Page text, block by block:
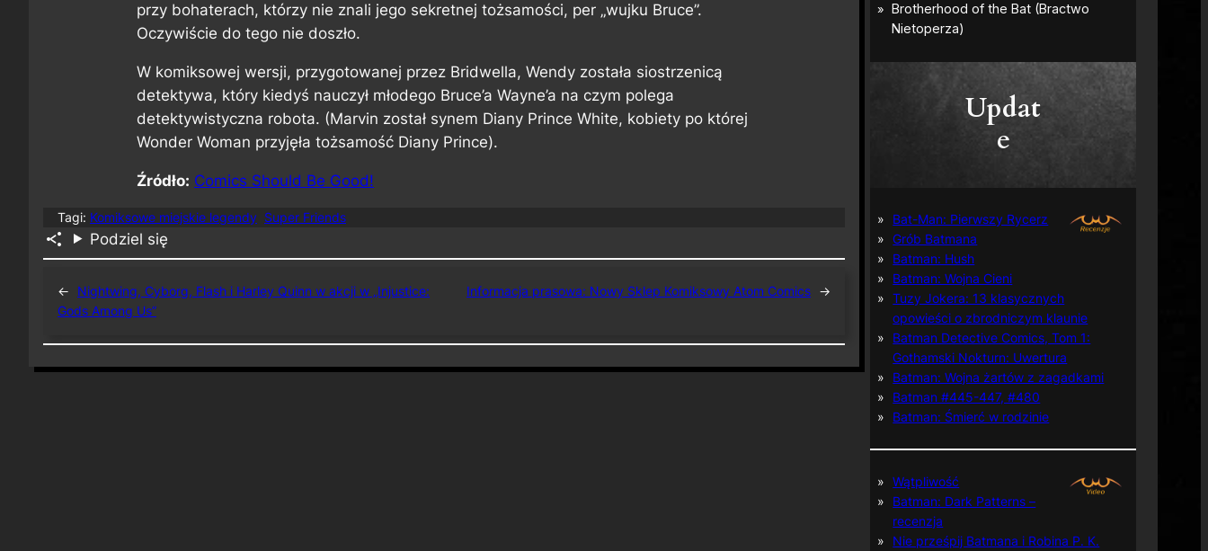
przy bohaterach, którzy nie znali jego sekretnej tożsamości, per „wujku Bruce”.
Oczywiście do tego nie doszło.
W komiksowej wersji, przygotowanej przez Bridwella, Wendy została siostrzenicą
detektywa, który kiedyś nauczył młodego Bruce’a Wayne’a na czym polega
detektywistyczna robota. (Marvin został synem Diany Prince White, kobiety po której
Wonder Woman przyjęła tożsamość Diany Prince).
Źródło: Comics Should Be Good!
Tagi: Komiksowe miejskie legendy Super Friends
Podziel się
←
Nightwing, Cyborg, Flash i Harley Quinn w akcji w „Injustice:
Gods Among Us”
Informacja prasowa: Nowy Sklep Komiksowy Atom Comics →
Updat
e
Bat-Man: Pierwszy Rycerz
Grób Batmana
Batman: Hush
Batman: Wojna Cieni
Tuzy Jokera: 13 klasycznych
opowieści o zbrodniczym klaunie
Batman Detective Comics, Tom 1:
Gothamski Nokturn: Uwertura
Batman: Wojna żartów z zagadkami
Batman #445-447, #480
Batman: Śmierć w rodzinie
Wątpliwość
Batman: Dark Patterns –
recenzja
Nie prześpij Batmana i Robina P. K.